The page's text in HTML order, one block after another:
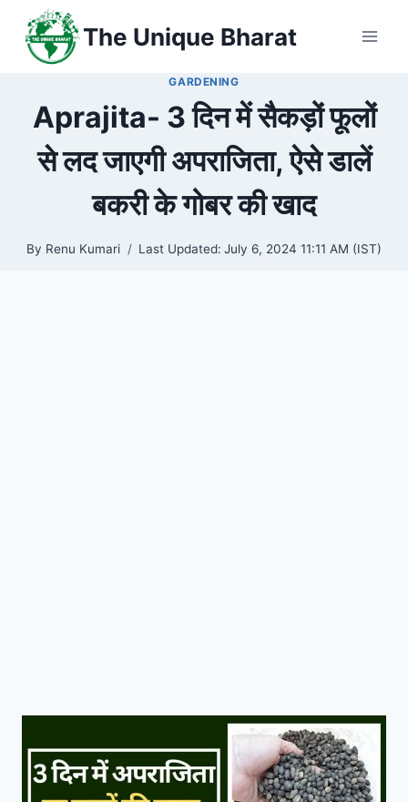
content
The Unique Bharat
GARDENING
Aprajita- 3 दिन में सैकड़ों फूलों
से लद जाएगी अपराजिता, ऐसे डालें
बकरी के गोबर की खाद
By Renu Kumari Last Updated: July 6, 2024 11:11 AM (IST)